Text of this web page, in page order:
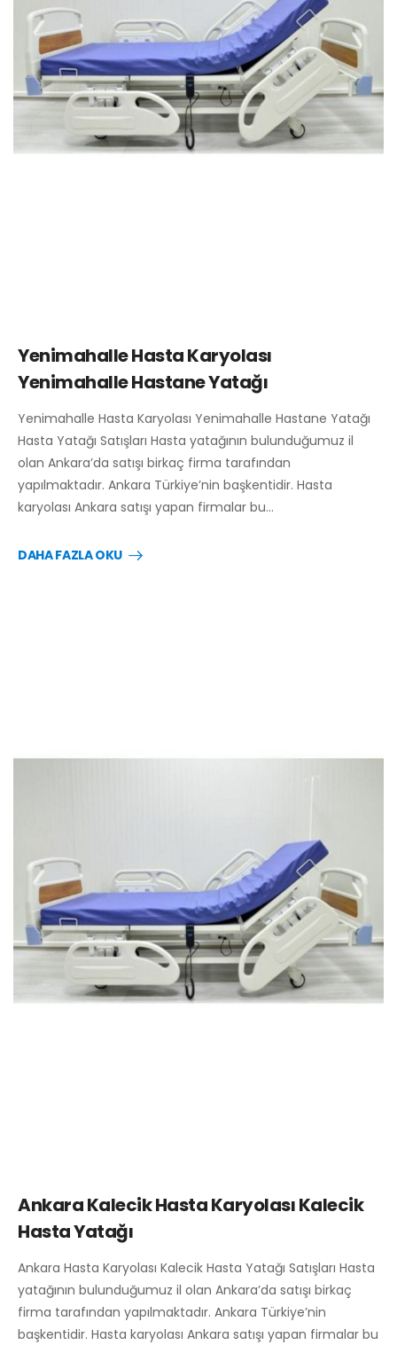
Yenimahalle Hasta Karyolası
Yenimahalle Hastane Yatağı
Yenimahalle Hasta Karyolası Yenimahalle Hastane Yatağı
Hasta Yatağı Satışları Hasta yatağının bulunduğumuz il
olan Ankara’da satışı birkaç firma tarafından
yapılmaktadır. Ankara Türkiye’nin başkentidir. Hasta
karyolası Ankara satışı yapan firmalar bu…
DAHA FAZLA OKU
Ankara Kalecik Hasta Karyolası Kalecik
Hasta Yatağı
Ankara Hasta Karyolası Kalecik Hasta Yatağı Satışları Hasta
yatağının bulunduğumuz il olan Ankara’da satışı birkaç
firma tarafından yapılmaktadır. Ankara Türkiye’nin
başkentidir. Hasta karyolası Ankara satışı yapan firmalar bu